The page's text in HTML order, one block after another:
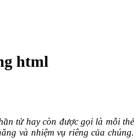
html
tử hay còn được gọi là mỗi thẻ
và nhiệm vụ riêng của chúng.